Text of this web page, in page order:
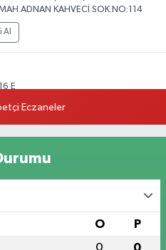
KAHVECİ SOK.NO:114
Al
E
Al
No:34 B Merkez Elazığ
B
Eczaneler
O P